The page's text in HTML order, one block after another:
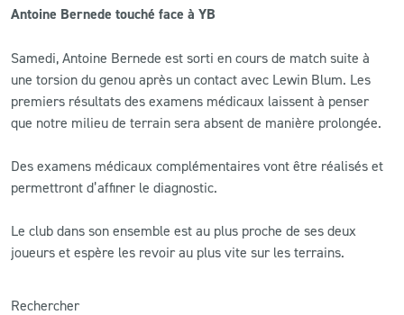
LS ACADEMY CAMPS
MATCH DES CELEBRITES
PRESSE ET MEDIAS
Antoine Bernede touché face à YB
Samedi, Antoine Bernede est sorti en cours de match suite à
une torsion du genou après un contact avec Lewin Blum. Les
premiers résultats des examens médicaux laissent à penser
que notre milieu de terrain sera absent de manière prolongée.
Des examens médicaux complémentaires vont être réalisés et
permettront d’affiner le diagnostic.
Le club dans son ensemble est au plus proche de ses deux
joueurs et espère les revoir au plus vite sur les terrains.
Rechercher